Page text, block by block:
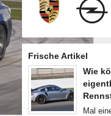
Frische Artikel
Wie
Mal